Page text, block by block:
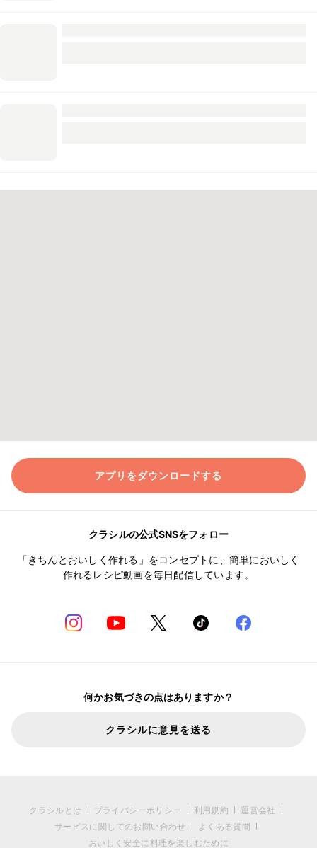
アプリをダウンロードする
クラシルの公式SNSをフォロー
「きちんとおいしく作れる」をコンセプトに、簡単においしく
作れるレシピ動画を毎日配信しています。
何かお気づきの点はありますか？
クラシルに意見を送る
クラシルとは プライバシーポリシー 利用規約
運営会社
サービスに関してのお問い合わせ
よくある質問
おいしく安全に料理を楽しむために